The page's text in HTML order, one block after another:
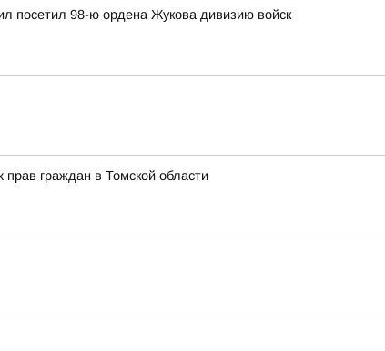
посетил 98-ю ордена Жукова дивизию войск
граждан в Томской области